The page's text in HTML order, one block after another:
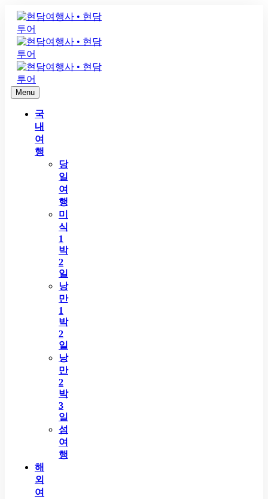
Menu
국
내
여
행
당
일
여
행
미
식
1
박
2
일
낭
만
1
박
2
일
낭
만
2
박
3
일
섬
여
행
해
외
여